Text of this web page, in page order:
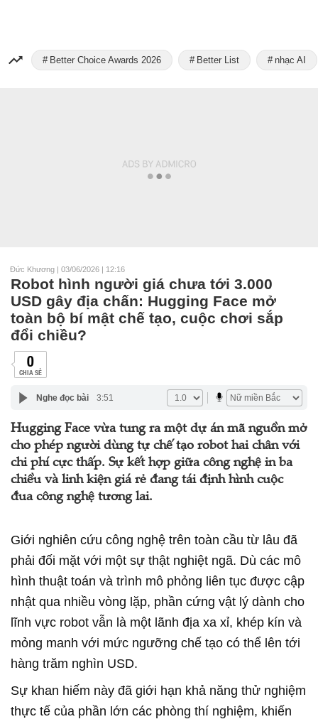
Better Choice Awards 2026 Better List nhạc AI
Đức Khương | 03/06/2026 | 12:16
Robot hình người giá chưa tới 3.000
USD gây địa chấn: Hugging Face mở
toàn bộ bí mật chế tạo, cuộc chơi sắp
đổi chiều?
0
CHIA SẺ
Nghe đọc bài 3:51
Hugging Face vừa tung ra một dự án mã nguồn mở
cho phép người dùng tự chế tạo robot hai chân với
chi phí cực thấp. Sự kết hợp giữa công nghệ in ba
chiều và linh kiện giá rẻ đang tái định hình cuộc
đua công nghệ tương lai.
Giới nghiên cứu công nghệ trên toàn cầu từ lâu đã
phải đối mặt với một sự thật nghiệt ngã. Dù các mô
hình thuật toán và trình mô phỏng liên tục được cập
nhật qua nhiều vòng lặp, phần cứng vật lý dành cho
lĩnh vực robot vẫn là một lãnh địa xa xỉ, khép kín và
mỏng manh với mức ngưỡng chế tạo có thể lên tới
hàng trăm nghìn USD.
Sự khan hiếm này đã giới hạn khả năng thử nghiệm
thực tế của phần lớn các phòng thí nghiệm, khiến